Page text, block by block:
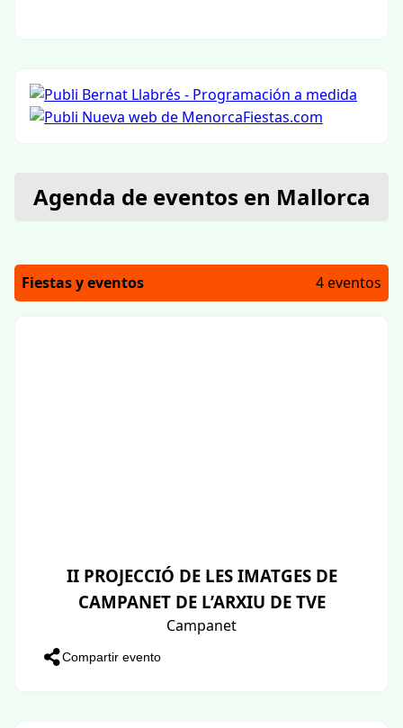
Agenda de eventos en Mallorca
Fiestas y eventos 4 eventos
II PROJECCIÓ DE LES IMATGES DE
CAMPANET DE L’ARXIU DE TVE
Campanet
Compartir evento